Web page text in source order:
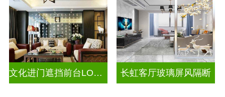
文化进门遮挡前台LOGO电视玻璃背景墙 长虹客厅玻璃屏风隔断